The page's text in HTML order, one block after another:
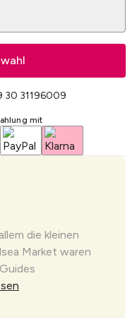
30 31196009
mit
die kleinen
Market waren